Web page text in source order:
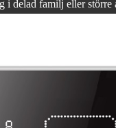
delad familj eller större